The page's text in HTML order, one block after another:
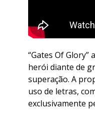
“Gates Of
herói diante de
superação. A
uso de letras,
exclusivamente